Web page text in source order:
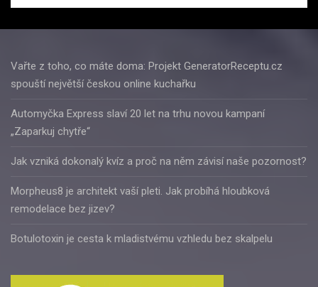
Vařte z toho, co máte doma: Projekt GeneratorReceptu.cz
spouští největší českou online kuchařku
Automyčka Express slaví 20 let na trhu novou kampaní
„Zaparkuj chytře“
Jak vzniká dokonalý kvíz a proč na něm závisí naše pozornost?
Morpheus8 je architekt vaší pleti. Jak probíhá hloubková
remodelace bez jizev?
Botulotoxin je cesta k mladistvému vzhledu bez skalpelu